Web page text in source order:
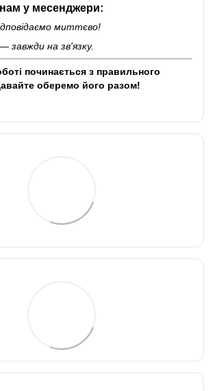
у месенджери:
миттєво!
— завжди на зв'язку.
починається з правильного
оберемо його разом!